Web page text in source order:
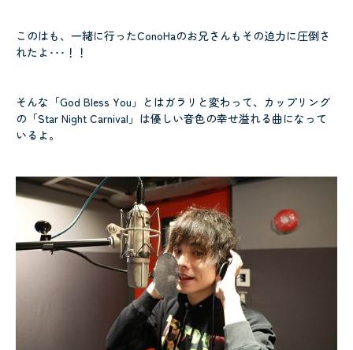
このはも、一緒に行ったConoHaのお兄さんもその迫力に圧倒さ
れたよ･･･！！
そんな「God Bless You」とはガラリと変わって、カップリング
の「Star Night Carnival」は優しい音色の幸せ溢れる曲になって
いるよ。